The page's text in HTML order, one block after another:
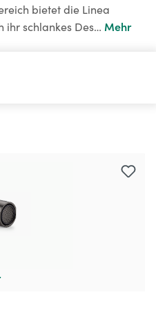
bietet die Linea
ihr schlankes Des… Mehr